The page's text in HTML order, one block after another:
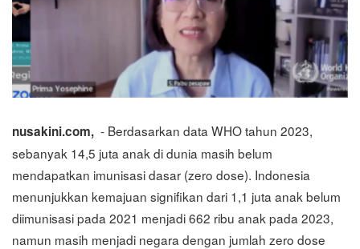
nusakini.com, - Berdasarkan data WHO tahun 2023,
sebanyak 14,5 juta anak di dunia masih belum
mendapatkan imunisasi dasar (zero dose). Indonesia
menunjukkan kemajuan signifikan dari 1,1 juta anak belum
diimunisasi pada 2021 menjadi 662 ribu anak pada 2023,
namun masih menjadi negara dengan jumlah zero dose